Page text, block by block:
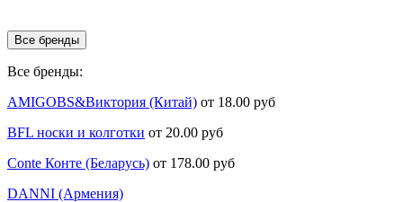
Все бренды
Все бренды:
AMIGOBS&Виктория (Китай) от 18.00 руб
BFL носки и колготки от 20.00 руб
Conte Конте (Беларусь) от 178.00 руб
DANNI (Армения)